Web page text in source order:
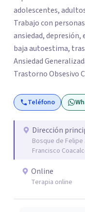
adolescentes,
Trabajo con
ansiedad,
baja autoestima,
Ansiedad
Trastorno Obsesivo
Hiperactividad o sin
adolescentes y
significativas. Mi objetivo es brindar un espacio seguro,
empático y de
expresar lo que
para comprenderse
Acompaño
fortalecimiento de
construcción de
Teléfono
Dirección
Bosque de Felipe
Francisco
Online
Terapia online